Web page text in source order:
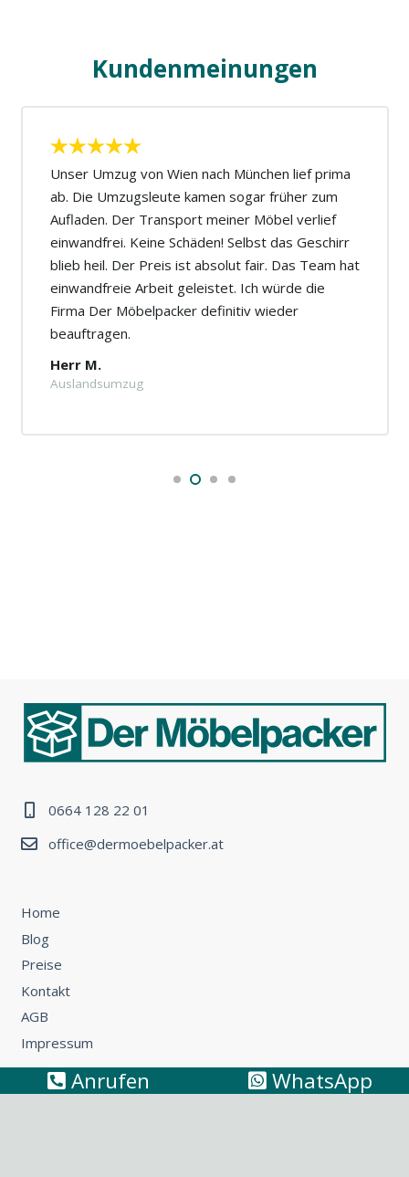
Kundenmeinungen
Unser Umzug von Wien nach München lief prima
ab. Die Umzugsleute kamen sogar früher zum
Aufladen. Der Transport meiner Möbel verlief
einwandfrei. Keine Schäden! Selbst das Geschirr
blieb heil. Der Preis ist absolut fair. Das Team hat
einwandfreie Arbeit geleistet. Ich würde die
Firma Der Möbelpacker definitiv wieder
beauftragen.
Herr M.
Auslandsumzug
0664 128 22 01
office@dermoebelpacker.at
Home
Blog
Preise
Kontakt
AGB
Impressum
Umzug Wien – Österreich: So können Sie günstig umziehen
Anrufen WhatsApp